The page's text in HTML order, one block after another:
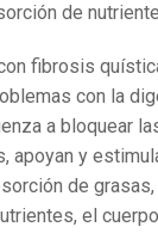
de
fibrosis
con la
a bloquear
apoyan y
de
el